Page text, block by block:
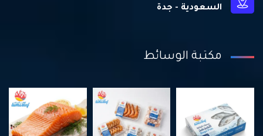
السعودية - جدة
مكتبة الوسائط